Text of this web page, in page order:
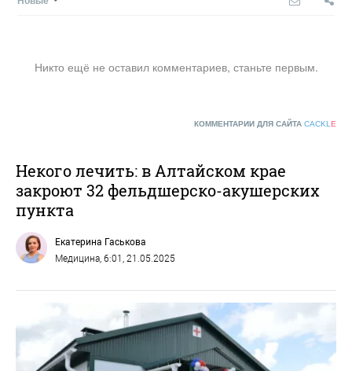
Никто ещё не оставил комментариев, станьте первым.
КОММЕНТАРИИ ДЛЯ САЙТА CACKL E
Некого лечить: в Алтайском крае
закроют 32 фельдшерско-акушерских
пункта
Екатерина Гаськова
Медицина , 6:01, 21.05.2025